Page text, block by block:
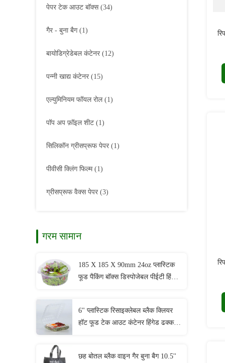
पेपर टेक आउट बॉक्स(34)
गैर - बुना बैग(1)
बायोडिग्रेडेबल कंटेनर(12)
पन्नी खाद्य कंटेनर(15)
एल्युमिनियम फॉयल रोल(1)
पॉप अप फ़ॉइल शीट (1)
सिलिकॉन ग्रीसप्रूफ पेपर(1)
पीवीसी क्लिंग फिल्म(1)
ग्रीसप्रूफ वैक्स पेपर(3)
गरम सामान
185 X 185 X 90mm 24oz प्लास्टिक
फूड पैकिंग बॉक्स डिस्पोजेबल पीईटी हिंगेड
6" प्लास्टिक रिसाइक्लेबल ब्लैक क्लियर
हॉट फूड टेक आउट कंटेनर हिंगेड ढक्कन
छह बोतल ब्लैक वाइन गैर बुना बैग 10.5''